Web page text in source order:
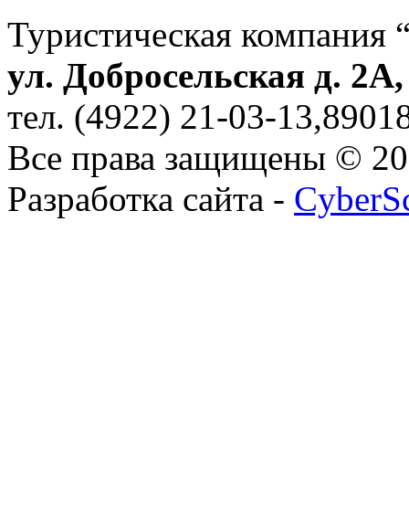
Туристическая компания
ул. Добросельская д.
тел. (4922) 21-03-
Все права защищены ©
Разработка сайта -